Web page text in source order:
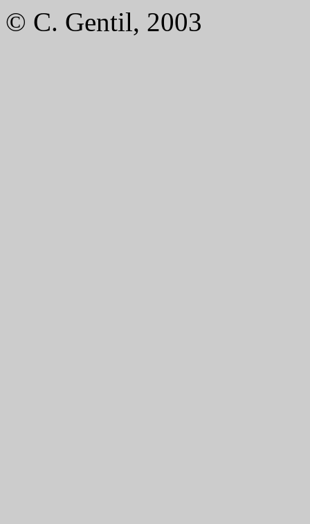
© C. Gentil, 2003